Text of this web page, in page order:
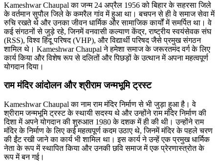
Kameshwar Chaupal का जन्म 24 अप्रैल 1956 को बिहार के सहरसा जिले
के वर्तमान सुपौल जिले के कमरैल गांव में हुआ था। बचपन से ही वे समाज सेवा में
रुचि रखते थे और उनका जीवन धार्मिक और सामाजिक कार्यों में समर्पित था। वे
कई संगठनों से जुड़े रहे, जिनमें वनवासी कल्याण केंद्र, राष्ट्रीय स्वयंसेवक संघ
(RSS), विश्व हिंदू परिषद (VHP), और विद्यार्थी परिषद जैसे प्रमुख संगठन
शामिल थे। Kameshwar Chaupal ने हमेशा समाज के जरूरतमंद वर्ग के लिए
कार्य किया और विशेष रूप से दलितों और पिछड़ों के उत्थान में अपना महत्वपूर्ण
योगदान दिया।
राम मंदिर आंदोलन और श्रीराम जन्मभूमि ट्रस्ट
Kameshwar Chaupal का नाम राम मंदिर निर्माण से भी जुड़ा हुआ है। वे
श्रीराम जन्मभूमि ट्रस्ट के स्थायी सदस्य थे और उन्होंने राम मंदिर निर्माण की
दिशा में अपने योगदान की शुरुआत 1980 के दशक में ही की थी। उन्होंने राम
मंदिर के निर्माण के लिए कई महत्वपूर्ण कदम उठाए थे, जिनमें मंदिर के पहले चरण
की ईंट रखी जाने का कार्य भी शामिल था। इस कार्य ने उन्हें एक प्रमुख धार्मिक
नेता के रूप में स्थापित किया और उनकी छवि समाज में एक प्रेरणास्त्रोत के
रूप में बन गई।